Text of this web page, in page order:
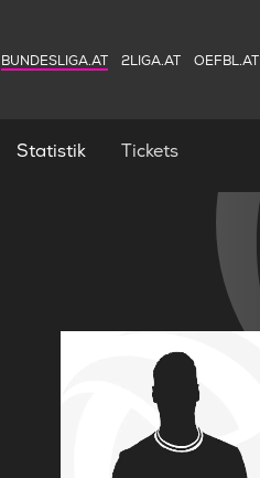
BUNDESLIGA.AT 2LIGA.AT OEFBL.AT
Statistik Tickets